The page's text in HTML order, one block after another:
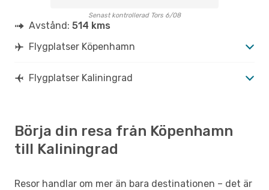
Senast kontrollerad Tors 6/08
Avstånd: 514 kms
Flygplatser Köpenhamn
Flygplatser Kaliningrad
Börja din resa från Köpenhamn
till Kaliningrad
Resor handlar om mer än bara destinationen – det är